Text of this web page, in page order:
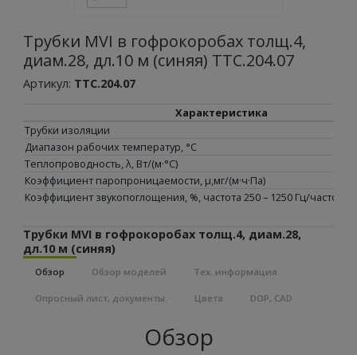
Трубки MVI в гофрокоробах толщ.4,
диам.28, дл.10 м (синяя) TTС.204.07
Артикул: TTC.204.07
Характеристика
Трубки изоляции
Диапазон рабочих температур, °С
Теплопроводность, λ, Вт/(м·°C)
Коэффициент паропроницаемости, μ,мг/(м·ч·Па)
Коэффициент звукопоглощения, %, частота 250 – 1250 Гц/частота
Трубки MVI в гофрокоробах толщ.4, диам.28,
дл.10 м (синяя)
Обзор Обзор моделей Тех. информация
Опросный лист, документы. Цвета DOP, CAD
Обзор